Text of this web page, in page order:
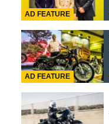
AD FEATURE
AD FEATURE